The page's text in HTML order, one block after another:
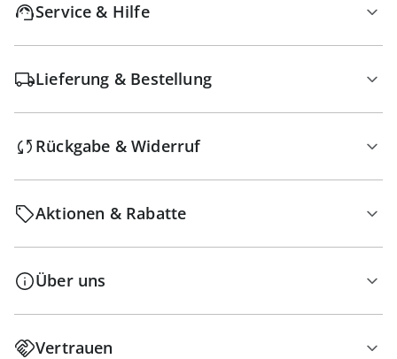
Service & Hilfe
Lieferung & Bestellung
Rückgabe & Widerruf
Aktionen & Rabatte
Über uns
Vertrauen